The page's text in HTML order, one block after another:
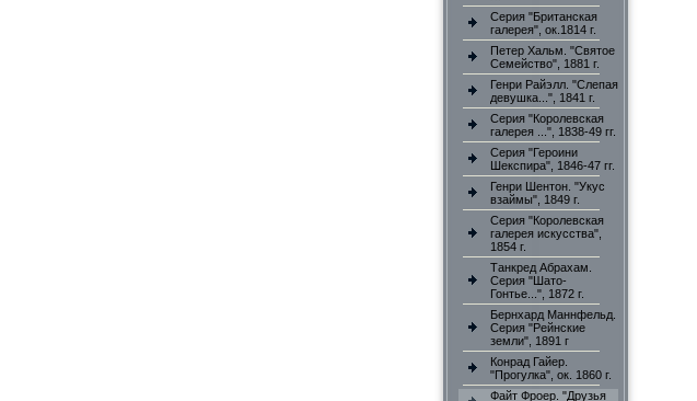
Серия "Британская
галерея", ок.1814 г.
Петер Хальм. "Святое
Семейство", 1881 г.
Генри Райэлл. "Слепая
девушка...", 1841 г.
Серия "Королевская
галерея ...", 1838-49 гг.
Серия "Героини
Шекспира", 1846-47 гг.
Генри Шентон. "Укус
взаймы", 1849 г.
Серия "Королевская
галерея искусства",
1854 г.
Танкред Абрахам.
Серия "Шато-
Гонтье...", 1872 г.
Бернхард Маннфельд.
Серия "Рейнские
земли", 1891 г
Конрад Гайер.
"Прогулка", ок. 1860 г.
Файт Фроер. "Друзья